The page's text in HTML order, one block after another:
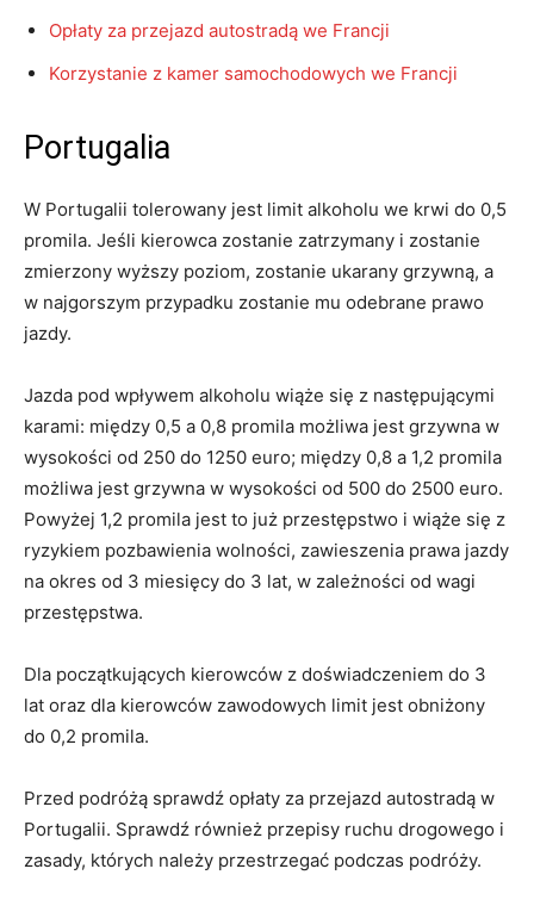
Opłaty za przejazd autostradą we Francji
Korzystanie z kamer samochodowych we Francji
Portugalia
W Portugalii tolerowany jest limit alkoholu we krwi do 0,5
promila. Jeśli kierowca zostanie zatrzymany i zostanie
zmierzony wyższy poziom, zostanie ukarany grzywną, a
w najgorszym przypadku zostanie mu odebrane prawo
jazdy.
Jazda pod wpływem alkoholu wiąże się z następującymi
karami: między 0,5 a 0,8 promila możliwa jest grzywna w
wysokości od 250 do 1250 euro; między 0,8 a 1,2 promila
możliwa jest grzywna w wysokości od 500 do 2500 euro.
Powyżej 1,2 promila jest to już przestępstwo i wiąże się z
ryzykiem pozbawienia wolności, zawieszenia prawa jazdy
na okres od 3 miesięcy do 3 lat, w zależności od wagi
przestępstwa.
Dla początkujących kierowców z doświadczeniem do 3
lat oraz dla kierowców zawodowych limit jest obniżony
do 0,2 promila.
Przed podróżą sprawdź opłaty za przejazd autostradą w
Portugalii. Sprawdź również przepisy ruchu drogowego i
zasady, których należy przestrzegać podczas podróży.